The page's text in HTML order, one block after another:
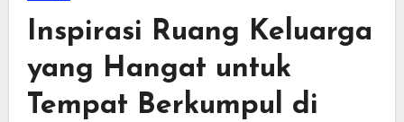
Inspirasi Ruang Keluarga
yang Hangat untuk
Tempat Berkumpul di